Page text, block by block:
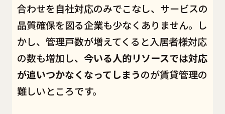
合わせを自社対応のみでこなし、サービスの
品質確保を図る企業も少なくありません。し
かし、管理戸数が増えてくると入居者様対応
の数も増加し、 今いる人的リソースでは対応
が追いつかなくなってしまうのが賃貸管理の
難しいところです。